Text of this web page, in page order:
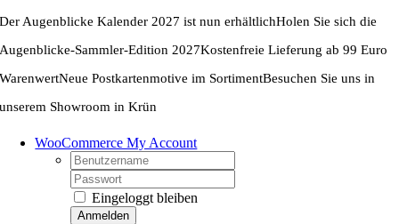
Zum
Inhalt
springen
Der Augenblicke Kalender 2027 ist nun erhältlichHolen Sie sich die
Augenblicke-Sammler-Edition 2027Kostenfreie Lieferung ab 99 Euro
WarenwertNeue Postkartenmotive im SortimentBesuchen Sie uns in
unserem Showroom in Krün
WooCommerce My Account
Username:
Password:
Eingeloggt bleiben